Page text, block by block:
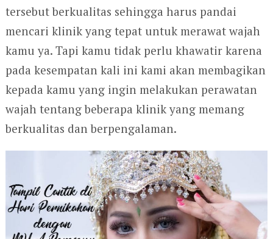
tersebut berkualitas sehingga harus pandai
mencari klinik yang tepat untuk merawat wajah
kamu ya. Tapi kamu tidak perlu khawatir karena
pada kesempatan kali ini kami akan membagikan
kepada kamu yang ingin melakukan perawatan
wajah tentang beberapa klinik yang memang
berkualitas dan berpengalaman.